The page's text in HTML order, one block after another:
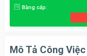
Bằng cấp:
Mô Tả Công Việc